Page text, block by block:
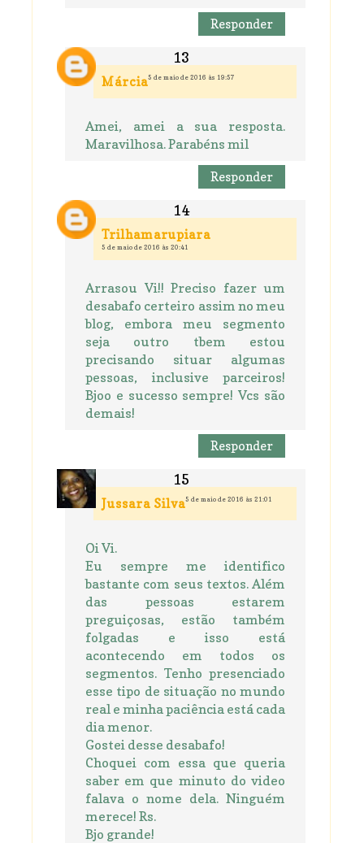
Responder
Márcia5 de maio de 2016 às 19:57
Amei, amei a sua resposta.
Maravilhosa. Parabéns mil
Responder
Trilhamarupiara
5 de maio de 2016 às 20:41
Arrasou Vi!! Preciso fazer um
desabafo certeiro assim no meu
blog, embora meu segmento
seja outro tbem estou
precisando situar algumas
pessoas, inclusive parceiros!
Bjoo e sucesso sempre! Vcs são
demais!
Responder
Jussara Silva5 de maio de 2016 às 21:01
Oi Vi.
Eu sempre me identifico
bastante com seus textos. Além
das pessoas estarem
preguiçosas, estão também
folgadas e isso está
acontecendo em todos os
segmentos. Tenho presenciado
esse tipo de situação no mundo
real e minha paciência está cada
dia menor.
Gostei desse desabafo!
Choquei com essa que queria
saber em que minuto do video
falava o nome dela. Ninguém
merece! Rs.
Bjo grande!